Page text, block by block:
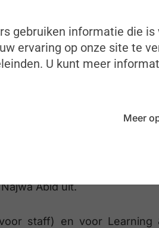
werken. 55% van
onze schepen is strikt
Om te
een vastgelegd aantal
moeten we rekening
aan boord van de
structuur waarbij onze
centers en centres of
Abid uit.
staff) en voor Learning
gebruiken informatie die
ervaring op onze site te
U kunt meer
Meer